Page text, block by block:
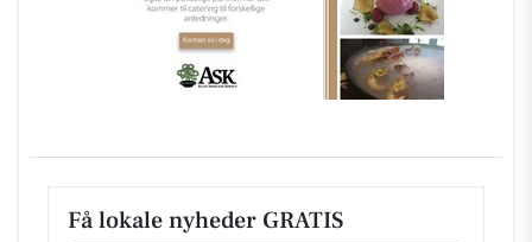
Få lokale nyheder GRATIS